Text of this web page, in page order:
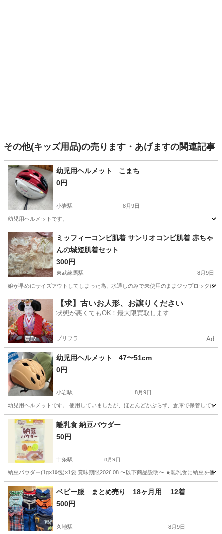
その他(キッズ用品)の売ります・あげますの関連記事
幼児用ヘルメット こまち
0円
小岩駅 8月9日
幼児用ヘルメットです。
東京 江戸川区 キッズ用品 ヘルメット
ミッフィーコンビ肌着 サンリオコンビ肌着 赤ちゃ
んの城短肌着セット
300円
東武練馬駅 8月9日
娘が早めにサイズアウトしてしまった為、水通しのみで未使用のままジップロックに
東京 練馬区 東武練馬駅 ベビー用品 コンビ
【求】古いお人形、お譲りください
状態が悪くてもOK！最大限買取します
プリフラ Ad
幼児用ヘルメット 47〜51cm
0円
小岩駅 8月9日
幼児用ヘルメットです。 使用していましたが、ほとんどかぶらず、倉庫で保管してい
東京 江戸川区 小岩駅 キッズ用品
離乳食 納豆パウダー
50円
十条駅 8月9日
納豆パウダー(1g×10包)×1袋 賞味期限2026.08 〜以下商品説明〜 ★離乳食に納豆を使
東京 北区 十条駅 ベビー用品
ベビー服 まとめ売り 18ヶ月用 12着
500円
久地駅 8月9日